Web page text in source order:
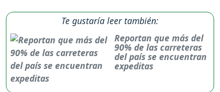
Te gustaría leer también:
Reportan que más del
90% de las carreteras
del país se encuentran
expeditas